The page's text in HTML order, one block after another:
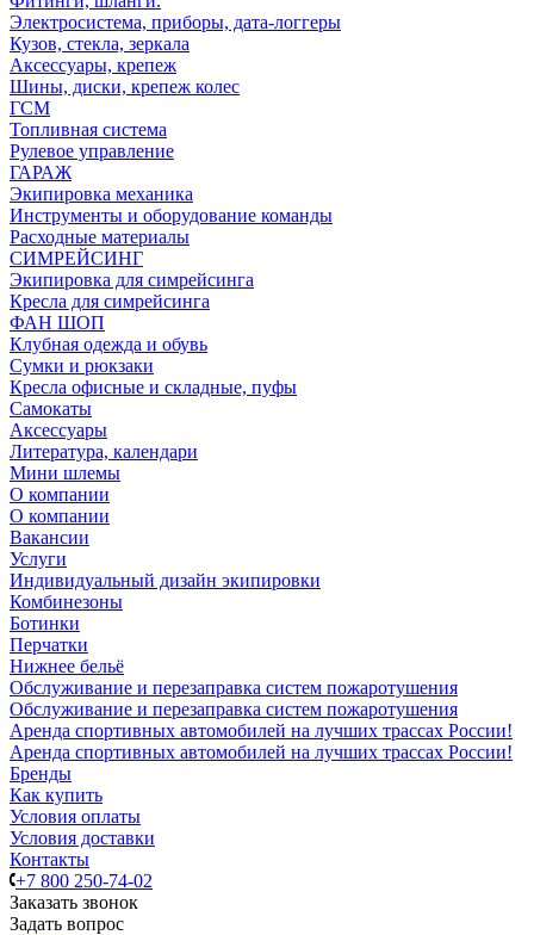
Электросистема, приборы, дата-логгеры
Кузов, стекла, зеркала
Аксессуары, крепеж
Шины, диски, крепеж колес
ГСМ
Топливная система
Рулевое управление
ГАРАЖ
Экипировка механика
Инструменты и оборудование команды
Расходные материалы
СИМРЕЙСИНГ
Экипировка для симрейсинга
Кресла для симрейсинга
ФАН ШОП
Клубная одежда и обувь
Сумки и рюкзаки
Кресла офисные и складные, пуфы
Самокаты
Аксессуары
Литература, календари
Мини шлемы
О компании
О компании
Вакансии
Услуги
Индивидуальный дизайн экипировки
Комбинезоны
Ботинки
Перчатки
Нижнее бельё
Обслуживание и перезаправка систем пожаротушения
Обслуживание и перезаправка систем пожаротушения
Аренда спортивных автомобилей на лучших трассах России!
Аренда спортивных автомобилей на лучших трассах России!
Бренды
Как купить
Условия оплаты
Условия доставки
Контакты
+7 800 250-74-02
Заказать звонок
Задать вопрос